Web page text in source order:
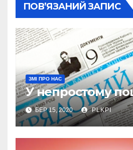
ПОВ’ЯЗАНИЙ ЗАПИС
ЗМІ ПРО НАС
У непростому
БЕР 15, 2020 PLKPI